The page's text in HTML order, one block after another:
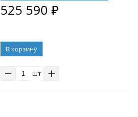
525 590 ₽
В корзину
шт